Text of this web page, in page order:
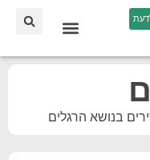
בנושא הרגלים